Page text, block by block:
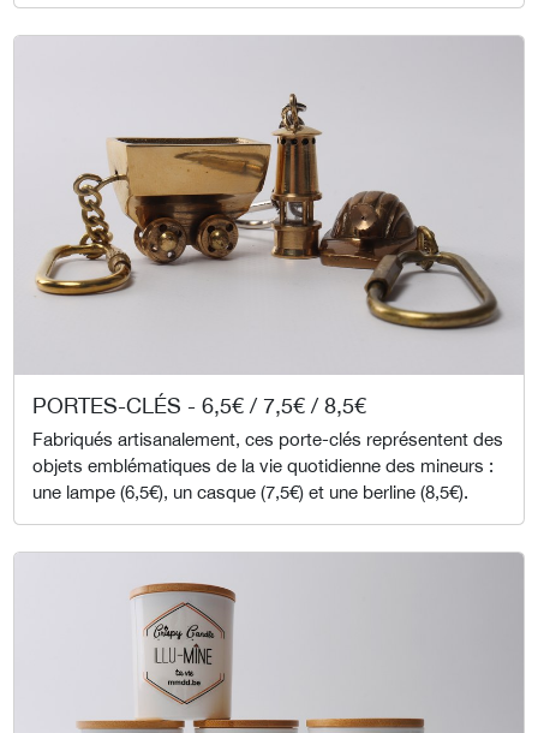
PORTES-CLÉS - 6,5€ / 7,5€ / 8,5€
Fabriqués artisanalement, ces porte-clés représentent des
objets emblématiques de la vie quotidienne des mineurs :
une lampe (6,5€), un casque (7,5€) et une berline (8,5€).